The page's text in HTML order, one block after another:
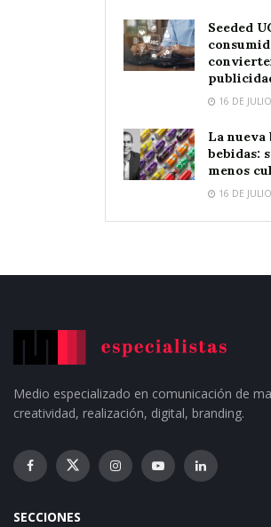
Seeded
16 DE
La nueva
bebidas:
menos
16 DE
Medio especializado en comunicación de
creatividad, realización, digital, branding.
SECCIONES